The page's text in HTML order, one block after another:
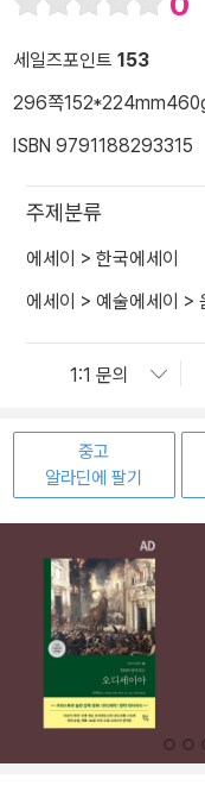
세일즈포인트 153
296쪽152*224mm
ISBN 9791188293315
주제분류
에세이 > 한국에세이
에세이 > 예술에세이 >
중고
알라딘에 팔기